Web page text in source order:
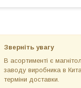
Зверніть увагу
В асортименті є
заводу виробника в
терміни доставки.